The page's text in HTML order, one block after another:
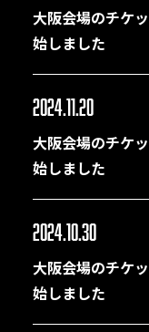
大阪会場のチケ
始しました
2024.11.20
大阪会場のチケ
始しました
2024.10.30
大阪会場のチケ
始しました